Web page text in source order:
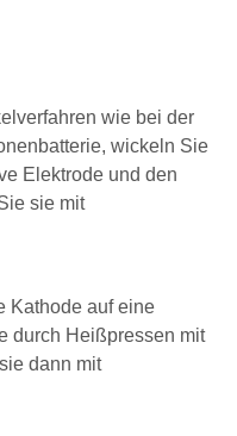
wie bei der
wickeln Sie
Elektrode und den
sie mit
Kathode auf eine
durch Heißpressen mit
dann mit